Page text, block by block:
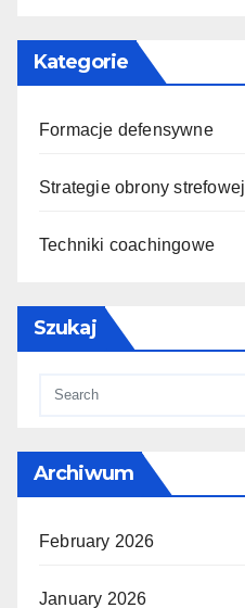
Kategorie
Formacje defensywne
Strategie obrony strefowej
Techniki coachingowe
Szukaj
Archiwum
February 2026
January 2026